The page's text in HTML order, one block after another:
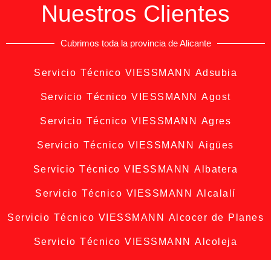
Nuestros Clientes
Cubrimos toda la provincia de Alicante
Servicio Técnico VIESSMANN Adsubia
Servicio Técnico VIESSMANN Agost
Servicio Técnico VIESSMANN Agres
Servicio Técnico VIESSMANN Aigües
Servicio Técnico VIESSMANN Albatera
Servicio Técnico VIESSMANN Alcalalí
Servicio Técnico VIESSMANN Alcocer de Planes
Servicio Técnico VIESSMANN Alcoleja